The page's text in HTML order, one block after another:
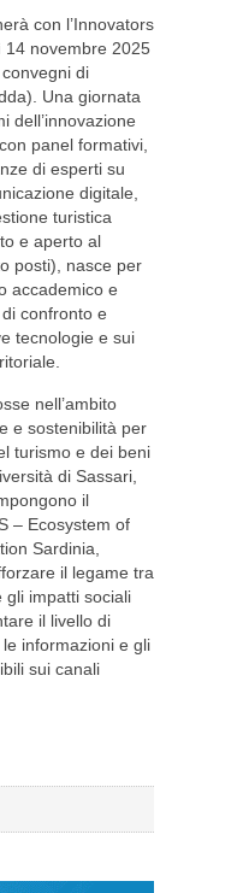
con l’Innovators
novembre 2025
di
Una giornata
dell’innovazione
panel formativi,
di esperti su
digitale,
turistica
e aperto al
posti), nasce per
accademico e
confronto e
tecnologie e sui
nell’ambito
e sostenibilità per
turismo e dei beni
di Sassari,
il
– Ecosystem of
Sardinia,
il legame tra
gli impatti sociali
il livello di
informazioni e gli
sui canali